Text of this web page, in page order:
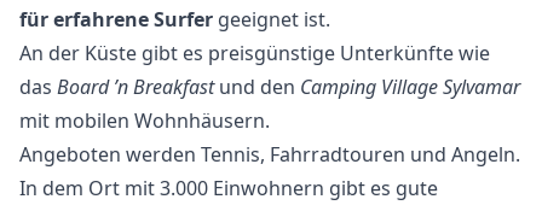
für erfahrene Surfer geeignet ist.
An der Küste gibt es preisgünstige Unterkünfte wie
das Board ’n Breakfastund den Camping Village Sylvamar
mit mobilen Wohnhäusern.
Angeboten werden Tennis, Fahrradtouren und Angeln.
In dem Ort mit 3.000 Einwohnern gibt es gute